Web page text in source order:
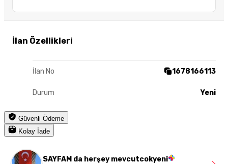
İlan Özellikleri
İlan No 1678166113
Durum Yeni
Güvenli Ödeme
Kolay İade
SAYFAM da herşey mevcutcokyeni